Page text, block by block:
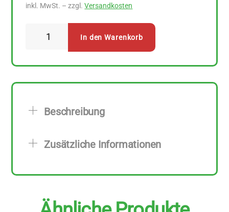
inkl. MwSt. – zzgl.Versandkosten
Weizen
zu
g
In den Warenkorb
Beschreibung
Zusätzliche Informationen